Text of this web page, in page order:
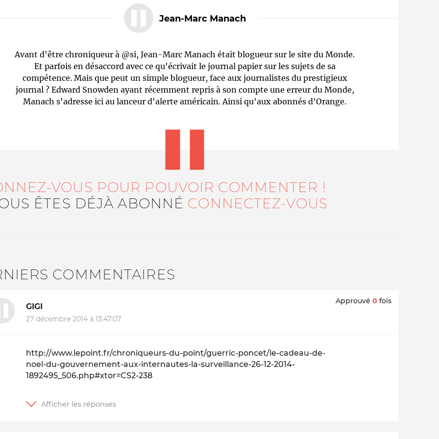
Jean-Marc Manach
Avant d'être chroniqueur à @si, Jean-Marc Manach était blogueur sur le site du Monde.
Et parfois en désaccord avec ce qu'écrivait le journal papier sur les sujets de sa
compétence. Mais que peut un simple blogueur, face aux journalistes du prestigieux
journal ? Edward Snowden ayant récemment repris à son compte une erreur du Monde,
Manach s'adresse ici au lanceur d'alerte américain. Ainsi qu'aux abonnés d'Orange.
VOUS POUR POUVOIR COMMENTER !
ÊTES DÉJÀ ABONNÉ CONNECTEZ-VOUS
COMMENTAIRES
GIGI
27 décembre 2014 à 13:47:07
Approuvé 0 fois
http://www.lepoint.fr/chroniqueurs-du-point/guerric-poncet/le-cadeau-de-
noel-du-gouvernement-aux-internautes-la-surveillance-26-12-2014-
1892495_506.php#xtor=CS2-238